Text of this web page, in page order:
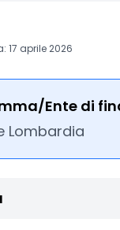
17 aprile 2026
Ente di
Lombardia